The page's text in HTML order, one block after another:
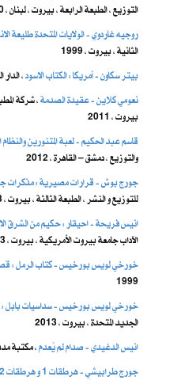
التوزيع ، الطبعة الرابعة ، بيروت ، لبنان ، 2010
روجيه غاردوي - الولايات المتحدة طليعة
الثانية ، بيروت ، 1999
بيتر سكاون - أمريكا : الكتاب الاسود،
نعومي كلاين - عقيدة الصدمة، شركة
بيروت ، 2011
قاسم عبد الحكيم - لعبة المتنورين والنظام
والتوزيع ، دمشق – القاهرة ، 2012
جورج بوش - قرارات مصيرية : مذكرات
للتوزيع و النشر ، الطبعة الثالثة ، بيروت ، 2013
انيس فريحة - احيقار : حكيم من الشرق
الآداب جامعة بيروت الأمريكية ، بيروت ، 1963
خورخي لويس بورخيس - كتاب الرمل
1999
خورخي لويس بورخيس - سداسيات
الجديد المتحدة ، بيروت ، 2013
انيس الدغيدي - صدام لم يُعدم، مكتبة
جورج طرابيشي - هرطقات 1 و هرطقات 2